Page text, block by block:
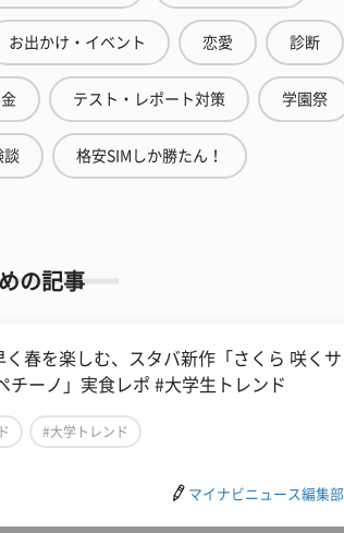
お出かけ・イベント 恋愛 診断
テスト・レポート対策 学園祭
談 格安SIMしか勝たん！
の記事
く春を楽しむ、スタバ新作「さくら 咲くサ
チーノ」実食レポ #大学生トレンド
#大学トレンド
マイナビニュース編集部